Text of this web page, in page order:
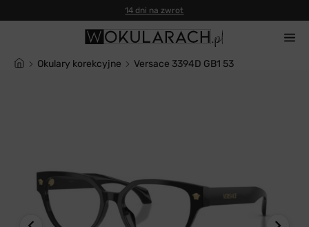
14 dni na zwrot
Okulary korekcyjne Versace 3394D GB1 53